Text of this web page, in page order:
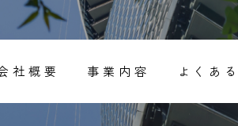
社概要 事業内容 よくあ